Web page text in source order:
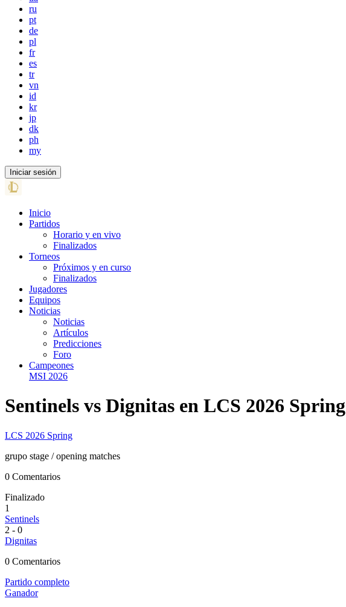
ru
pt
de
pl
fr
es
tr
vn
id
kr
jp
dk
ph
my
Iniciar sesión
Inicio
Partidos
Horario y en vivo
Finalizados
Torneos
Próximos y en curso
Finalizados
Jugadores
Equipos
Noticias
Noticias
Artículos
Predicciones
Foro
Campeones
MSI 2026
Sentinels vs Dignitas en LCS 2026 Spring
LCS 2026 Spring
grupo stage / opening matches
0 Comentarios
Finalizado
1
Sentinels
2 - 0
Dignitas
0 Comentarios
Partido completo
Ganador